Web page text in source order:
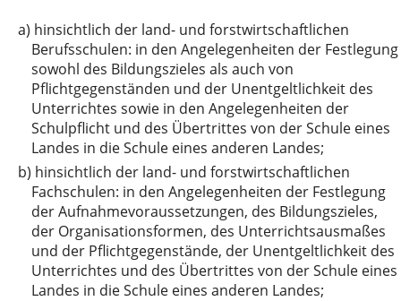
a) hinsichtlich der land- und forstwirtschaftlichen
Berufsschulen: in den Angelegenheiten der Festlegung
sowohl des Bildungszieles als auch von
Pflichtgegenständen und der Unentgeltlichkeit des
Unterrichtes sowie in den Angelegenheiten der
Schulpflicht und des Übertrittes von der Schule eines
Landes in die Schule eines anderen Landes;
b) hinsichtlich der land- und forstwirtschaftlichen
Fachschulen: in den Angelegenheiten der Festlegung
der Aufnahmevoraussetzungen, des Bildungszieles,
der Organisationsformen, des Unterrichtsausmaßes
und der Pflichtgegenstände, der Unentgeltlichkeit des
Unterrichtes und des Übertrittes von der Schule eines
Landes in die Schule eines anderen Landes;